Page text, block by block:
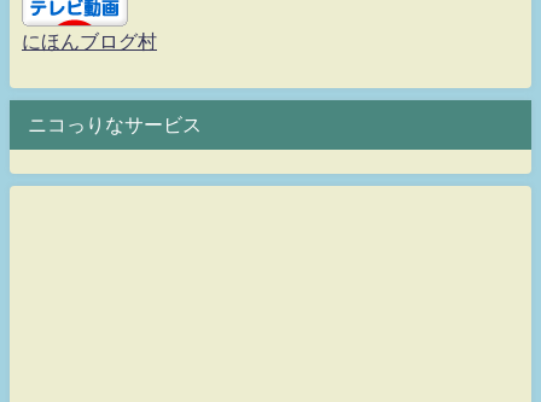
にほんブログ村
ニコっりなサービス